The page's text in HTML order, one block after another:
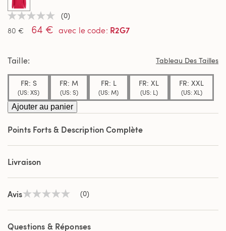
Aucune
valeur
de
sur
même
page.
(0)
80 €
64 € avec le code: R2G7
selected
Taille Tableau Des Tailles
FR: S
(US: XS)
FR: M
(US: S)
FR: L
(US: M)
FR: XL
(US: L)
FR: XXL
(US: XL)
Ajouter au panier
Points Forts & Description Complète
Livraison
AvisAucune
de
notation
(0)
Questions & Réponses